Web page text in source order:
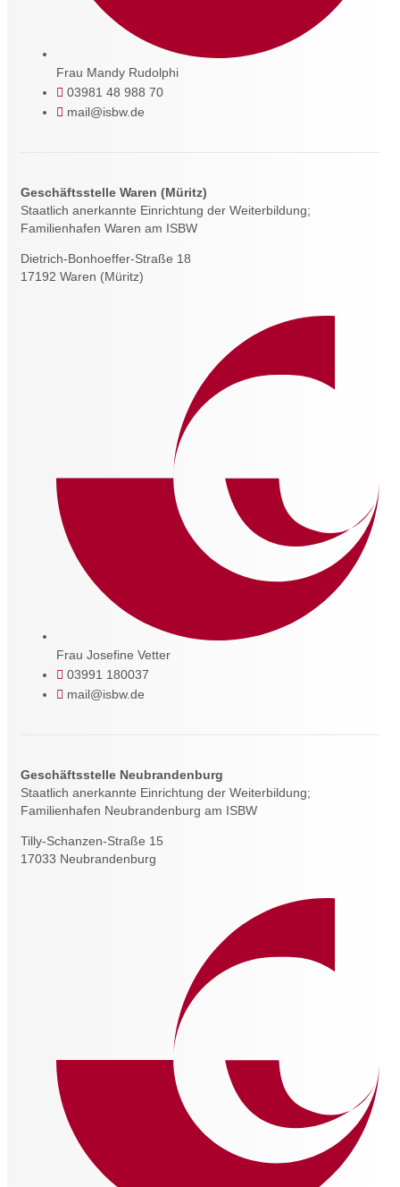
Frau Mandy Rudolphi
03981 48 988 70
mail@isbw.de
Geschäftsstelle Waren (Müritz)
Staatlich anerkannte Einrichtung der Weiterbildung;
Familienhafen Waren am ISBW
Dietrich-Bonhoeffer-Straße 18
17192 Waren (Müritz)
Frau Josefine Vetter
03991 180037
mail@isbw.de
Geschäftsstelle Neubrandenburg
Staatlich anerkannte Einrichtung der Weiterbildung;
Familienhafen Neubrandenburg am ISBW
Tilly-Schanzen-Straße 15
17033 Neubrandenburg